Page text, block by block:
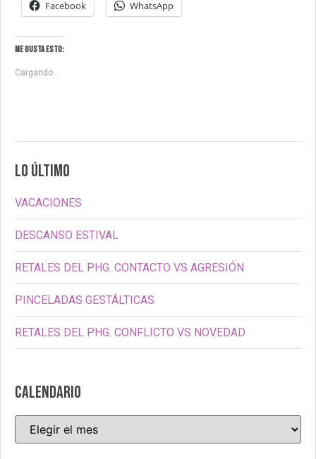
Facebook WhatsApp
Me gusta esto:
Cargando...
LO ÚLTIMO
VACACIONES
DESCANSO ESTIVAL
RETALES DEL PHG. CONTACTO VS AGRESIÓN
PINCELADAS GESTÁLTICAS
RETALES DEL PHG. CONFLICTO VS NOVEDAD
CALENDARIO